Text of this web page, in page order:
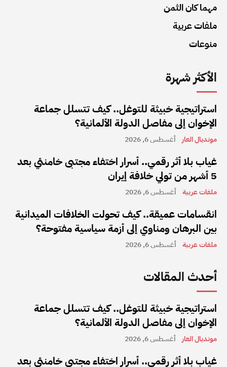
مهما كان الثمن
ملفات عربية
منوعات
الأكثر شهرة
استراتيجية خبيثة للتوغل.. كيف تتسلل جماعة
الإخوان إلى مفاصل الدولة الألمانية؟
مونديال العار أغسطس 6, 2026
غياب بلا أثر رقمي.. أسرار اختفاء مجتبى خامنئي بعد
5 أشهر من تولي خلافة إيران
ملفات عربية أغسطس 6, 2026
انقسامات عميقة.. كيف تحولت الخلافات الميدانية
بين البرهان ومناوي إلى أزمة سياسية مفتوحة؟
ملفات عربية أغسطس 6, 2026
أحدث المقالات
استراتيجية خبيثة للتوغل.. كيف تتسلل جماعة
الإخوان إلى مفاصل الدولة الألمانية؟
مونديال العار أغسطس 6, 2026
غياب بلا أثر رقمي.. أسرار اختفاء مجتبى خامنئي بعد